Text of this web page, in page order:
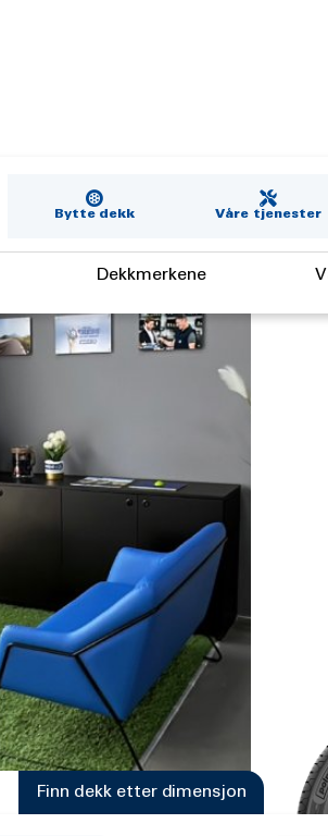
Bytte dekk Våre tjenester
Dekkmerkene
Finn dekk etter dimensjon